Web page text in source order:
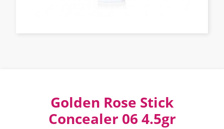
Golden Rose Stick
Concealer 06 4.5gr